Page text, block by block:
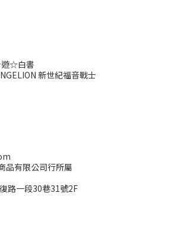
☆白書
新世紀福音戰士
品有限公司行所屬
路一段30巷31號2F